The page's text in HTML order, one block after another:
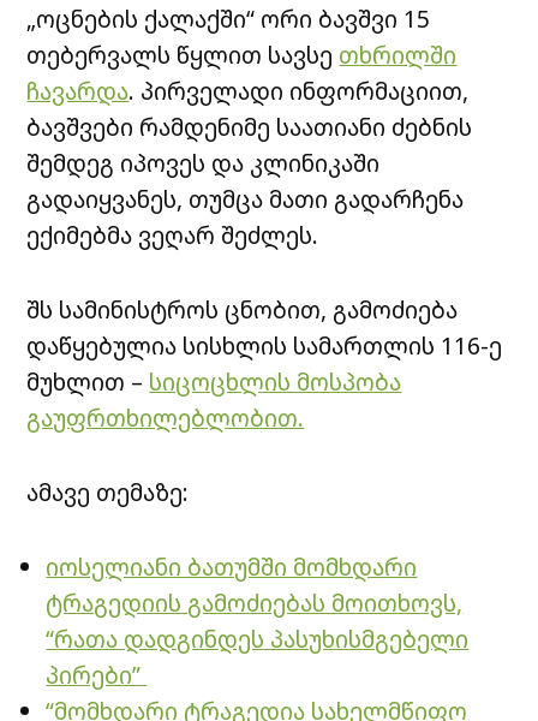
„ოცნების ქალაქში“ ორი ბავშვი 15
თებერვალს წყლით სავსე თხრილში
ჩავარდა. პირველადი ინფორმაციით,
ბავშვები რამდენიმე საათიანი ძებნის
შემდეგ იპოვეს და კლინიკაში
გადაიყვანეს, თუმცა მათი გადარჩენა
ექიმებმა ვეღარ შეძლეს.
შს სამინისტროს ცნობით, გამოძიება
დაწყებულია სისხლის სამართლის 116-ე
მუხლით – სიცოცხლის მოსპობა
გაუფრთხილებლობით.
ამავე თემაზე:
იოსელიანი ბათუმში მომხდარი
ტრაგედიის გამოძიებას მოითხოვს,
“რათა დადგინდეს პასუხისმგებელი
პირები”
“მომხდარი ტრაგედია სახელმწიფო